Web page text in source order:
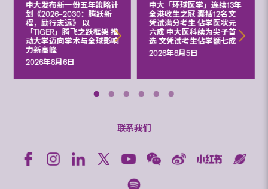
中大发布新一份五年策略计
划《2026‒2030：腾跃新
程，励行志远》 以
「TIGER」腾飞之跃框架 推
动大学迈向学术与全球影响
力新高峰
2026年8月6日
中大「环球医学」连续13年
全港收生之冠 囊括12名文
凭试满分考生 佔学医状元
六成 中大医科续为尖子首
选 文凭试考生佔学额七成
2026年8月5日
联系我们